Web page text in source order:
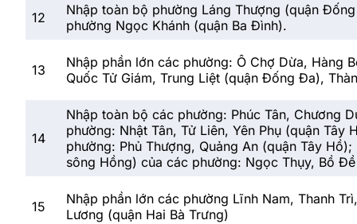
12
Nhập toàn bộ phường Láng Thượng (quận
phường Ngọc Khánh (quận Ba Đình).
13
Nhập phần lớn các phường: Ô Chợ Dừa, Hàng
Quốc Tử Giám, Trung Liệt (quận Đống Đa),
14
Nhập toàn bộ các phường: Phúc Tân, Chương
phường: Nhật Tân, Tử Liên, Yên Phụ (quận
phường: Phủ Thượng, Quảng An (quận Tây
sông Hồng) của các phường: Ngọc Thụy, Bồ
15
Nhập phần lớn các phường Lĩnh Nam, Thanh
Lương (quận Hai Bà Trưng)